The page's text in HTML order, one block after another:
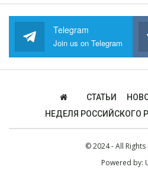
Telegram
Join us on Telegram
СТАТЬИ
НЕДЕЛЯ РОССИЙСКОГО
© 2024 - All Rights
Powered by: